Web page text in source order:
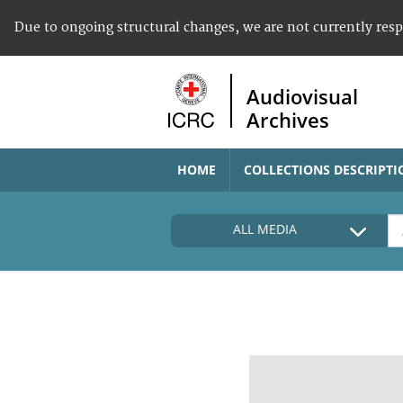
Due to ongoing structural changes, we are not currently
Audiovisual
Archives
HOME COLLECTIONS
ALL MEDIA